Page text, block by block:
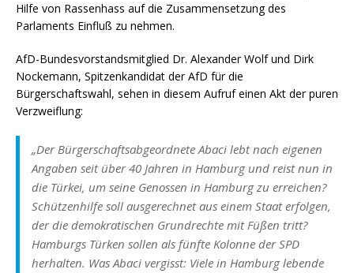
Hilfe von Rassenhass auf die Zusammensetzung des
Parlaments Einfluß zu nehmen.
AfD-Bundesvorstandsmitglied Dr. Alexander Wolf und Dirk
Nockemann, Spitzenkandidat der AfD für die
Bürgerschaftswahl, sehen in diesem Aufruf einen Akt der puren
Verzweiflung:
„Der Bürgerschaftsabgeordnete Abaci lebt nach eigenen
Angaben seit über 40 Jahren in Hamburg und reist nun in
die Türkei, um seine Genossen in Hamburg zu erreichen?
Schützenhilfe soll ausgerechnet aus einem Staat erfolgen,
der die demokratischen Grundrechte mit Füßen tritt?
Hamburgs Türken sollen als fünfte Kolonne der SPD
herhalten. Was Abaci vergisst: Viele in Hamburg lebende